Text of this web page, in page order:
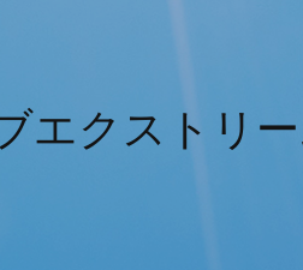
エクストリ